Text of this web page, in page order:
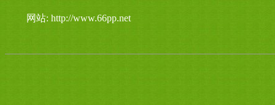
网站: http://www.66pp.net